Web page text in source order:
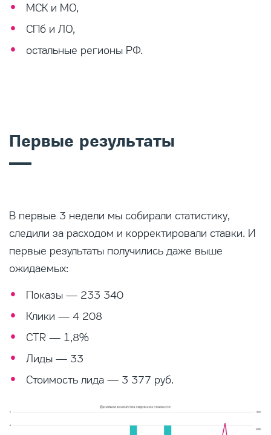
МСК и МО,
СПб и ЛО,
остальные регионы РФ.
Первые результаты
В первые 3 недели мы собирали статистику,
следили за расходом и корректировали ставки. И
первые результаты получились даже выше
ожидаемых:
Показы — 233 340
Клики — 4 208
CTR — 1,8%
Лиды — 33
Стоимость лида — 3 377 руб.